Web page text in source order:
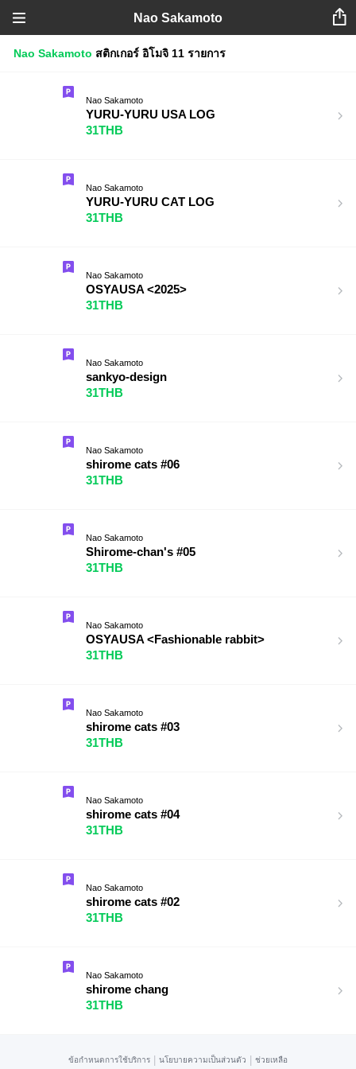
Nao Sakamoto
Nao Sakamoto สติกเกอร์ อิโมจิ 11 รายการ
Nao Sakamoto
YURU-YURU USA LOG
31THB
Nao Sakamoto
YURU-YURU CAT LOG
31THB
Nao Sakamoto
OSYAUSA <2025>
31THB
Nao Sakamoto
sankyo-design
31THB
Nao Sakamoto
shirome cats #06
31THB
Nao Sakamoto
Shirome-chan's #05
31THB
Nao Sakamoto
OSYAUSA <Fashionable rabbit>
31THB
Nao Sakamoto
shirome cats #03
31THB
Nao Sakamoto
shirome cats #04
31THB
Nao Sakamoto
shirome cats #02
31THB
Nao Sakamoto
shirome chang
31THB
ข้อกำหนดการใช้บริการ นโยบายความเป็นส่วนตัว ช่วยเหลือ